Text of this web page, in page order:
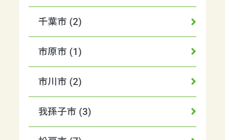
千葉市 (2)
市原市 (1)
市川市 (2)
我孫子市 (3)